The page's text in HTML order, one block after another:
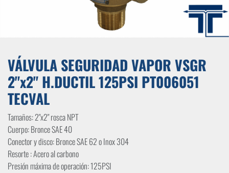
VÁLVULA SEGURIDAD VAPOR VSGR
2"x2" H.DUCTIL 125PSI PT006051
TECVAL
Tamaños: 2"x2" rosca NPT
Cuerpo: Bronce SAE 40
Conector y disco: Bronce SAE 62 o Inox 304
Resorte : Acero al carbono
Presión máxima de operación: 125PSI